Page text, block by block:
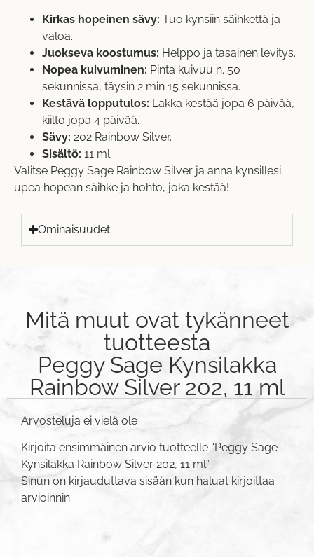
Kirkas hopeinen sävy: Tuo kynsiin säihkettä ja
valoa.
Juokseva koostumus: Helppo ja tasainen levitys.
Nopea kuivuminen: Pinta kuivuu n. 50
sekunnissa, täysin 2 min 15 sekunnissa.
Kestävä lopputulos: Lakka kestää jopa 6 päivää,
kiilto jopa 4 päivää.
Sävy: 202 Rainbow Silver.
Sisältö: 11 ml.
Valitse Peggy Sage Rainbow Silver ja anna kynsillesi
upea hopean säihke ja hohto, joka kestää!
Ominaisuudet
Mitä muut ovat tykänneet
tuotteesta
Peggy Sage Kynsilakka
Rainbow Silver 202, 11 ml
Arvosteluja ei vielä ole
Kirjoita ensimmäinen arvio tuotteelle “Peggy Sage
Kynsilakka Rainbow Silver 202, 11 ml”
Sinun on kirjauduttava sisään kun haluat kirjoittaa
arvioinnin.